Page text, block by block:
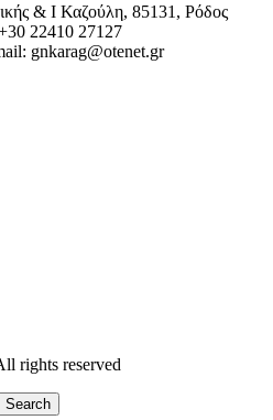
& Ι Καζούλη, 85131, Ρόδος
22410 27127
gnkarag@otenet.gr
rights reserved
Search